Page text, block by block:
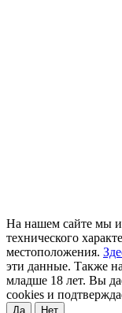
На нашем сайте мы
технического
местоположения.
эти данные. Также
младше 18 лет. Вы
cookies и
Да Нет